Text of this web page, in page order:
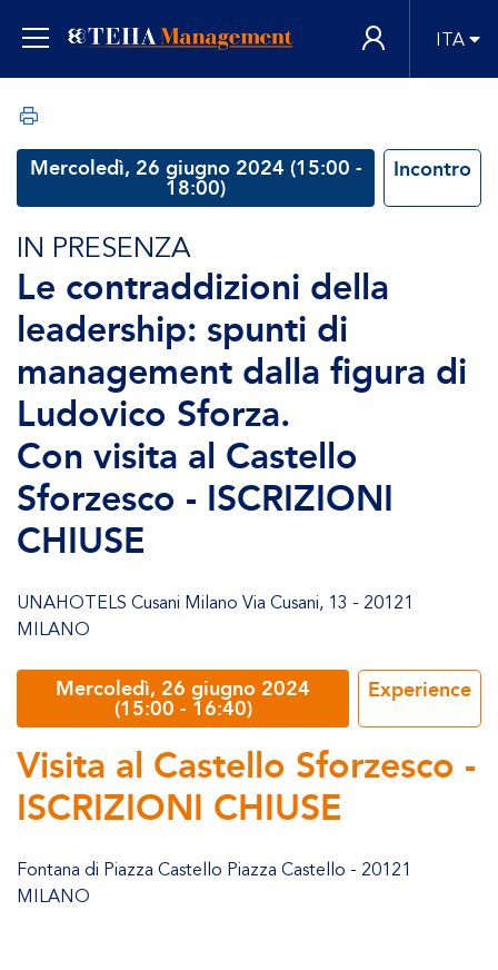
ITA
Mercoledì, 26 giugno 2024 (15:00 -
18:00)
Incontro
IN PRESENZA
Le contraddizioni della
leadership: spunti di
management dalla figura di
Ludovico Sforza.
Con visita al Castello
Sforzesco - ISCRIZIONI
CHIUSE
UNAHOTELS Cusani Milano Via Cusani, 13 - 20121
MILANO
Mercoledì, 26 giugno 2024
(15:00 - 16:40)
Experience
Visita al Castello Sforzesco -
ISCRIZIONI CHIUSE
Fontana di Piazza Castello Piazza Castello - 20121
MILANO